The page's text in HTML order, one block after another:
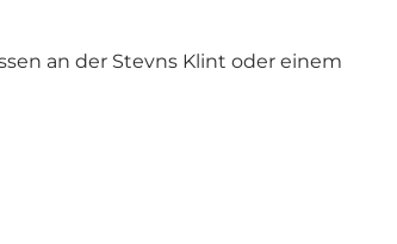
an der Stevns Klint oder einem